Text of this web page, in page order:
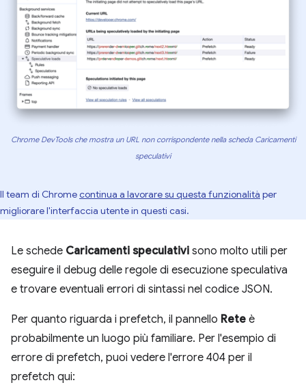
Chrome DevTools che mostra un URL non corrispondente nella scheda Caricamenti
speculativi
Il team di Chromecontinua a lavorare su questa funzionalità per
migliorare l'interfaccia utente in questi casi.
Le schede Caricamenti speculativi sono molto utili per
eseguire il debug delle regole di esecuzione speculativa
e trovare eventuali errori di sintassi nel codice JSON.
Per quanto riguarda i prefetch, il pannello Rete è
probabilmente un luogo più familiare. Per l'esempio di
errore di prefetch, puoi vedere l'errore 404 per il
prefetch qui: